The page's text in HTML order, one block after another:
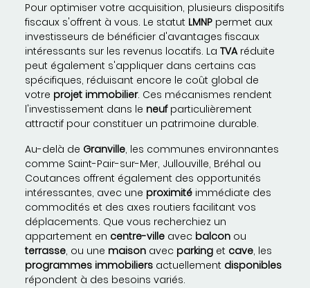
Pour optimiser votre acquisition, plusieurs dispositifs
fiscaux s'offrent à vous. Le statut LMNP permet aux
investisseurs de bénéficier d'avantages fiscaux
intéressants sur les revenus locatifs. La TVAréduite
peut également s'appliquer dans certains cas
spécifiques, réduisant encore le coût global de
votre projet immobilier. Ces mécanismes rendent
l'investissement dans le neufparticulièrement
attractif pour constituer un patrimoine durable.
Au-delà de Granville, les communes environnantes
comme Saint-Pair-sur-Mer, Jullouville, Bréhal ou
Coutances offrent également des opportunités
intéressantes, avec une proximité immédiate des
commodités et des axes routiers facilitant vos
déplacements. Que vous recherchiez un
appartement en centre-ville avec balcon ou
terrasse, ou une maison avec parking et cave, les
programmes immobiliers actuellement disponibles
répondent à des besoins variés.